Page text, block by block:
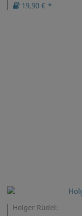
19,90 € *
Holger Rüdel: